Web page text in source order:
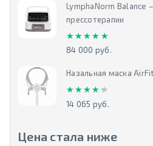
LymphaNorm Balance
прессотерапии
★★★★★
★★★★★
84 000 руб.
Назальная маска
★★★★★
★★★★★
14 065 руб.
Цена стала ниже